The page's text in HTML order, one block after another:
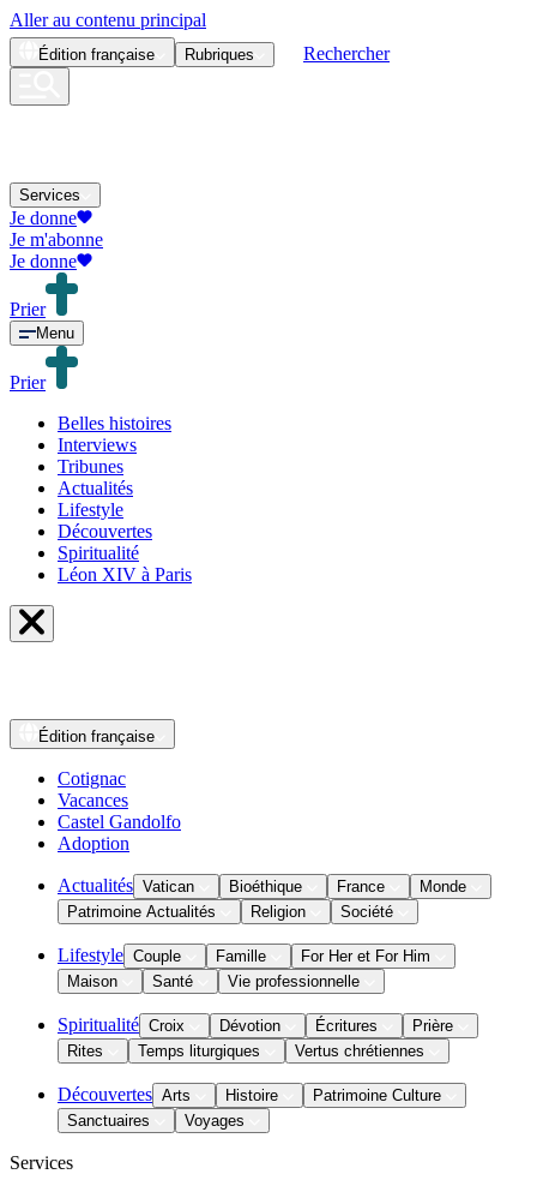
Aller au contenu principal
Édition française Rubriques Rechercher
Services
Je donne
Je m'abonne
Je donne
Prier
Menu
Prier
Belles histoires
Interviews
Tribunes
Actualités
Lifestyle
Découvertes
Spiritualité
Léon XIV à Paris
Édition française
Cotignac
Vacances
Castel Gandolfo
Adoption
Actualités Vatican Bioéthique France
Monde
Patrimoine Actualités
Religion Société
Lifestyle Couple Famille
For Her et For Him
Maison
Santé Vie professionnelle
Spiritualité Croix Dévotion Écritures
Prière
Rites
Temps liturgiques Vertus chrétiennes
Découvertes Arts Histoire
Patrimoine Culture
Sanctuaires
Voyages
Services